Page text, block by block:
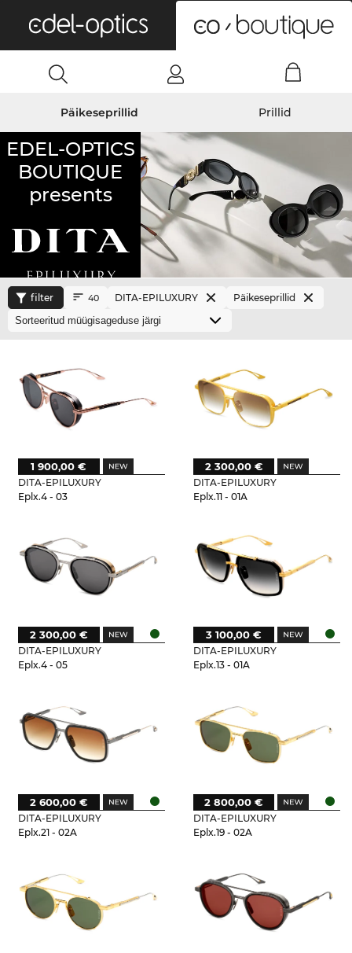
Päikeseprillid Prillid
EDEL-OPTICS
BOUTIQUE
presents
filter 40 DITA-EPILUXURY Päikeseprillid
DITA-EPILUXURY
Eplx.4 - 03
1 900,00 €
DITA-EPILUXURY
Eplx.11 - 01A
2 300,00 €
DITA-EPILUXURY
Eplx.4 - 05
2 300,00 €
DITA-EPILUXURY
Eplx.13 - 01A
3 100,00 €
DITA-EPILUXURY
Eplx.21 - 02A
2 600,00 €
DITA-EPILUXURY
Eplx.19 - 02A
2 800,00 €